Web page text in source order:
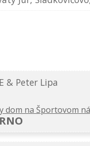
& Peter Lipa
dom na Športovom